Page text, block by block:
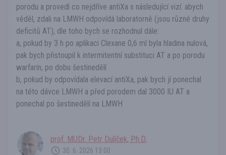
porodu a provedl co nejdříve antiXa s následující vizí: abych
věděl, zdali na LMWH odpovídá laboratorně (jsou různé druhy
deficitů AT), dle toho bych se rozhodnul dále:
a, pokud by 3 h po aplikaci Clexane 0,6 ml byla hladina nulová,
pak bych přistoupil k intermitentní substituci AT a po porodu
warfarin, po dobu šestinedělí
b, pokud by odpovídala elevací antiXa, pak bych jí ponechal
na této dávce LMWH a před porodem dal 3000 IU AT a
ponechal po šestinedělí na LMWH
prof. MUDr. Petr Dulíček, Ph.D.
30. 6. 2026 13:00